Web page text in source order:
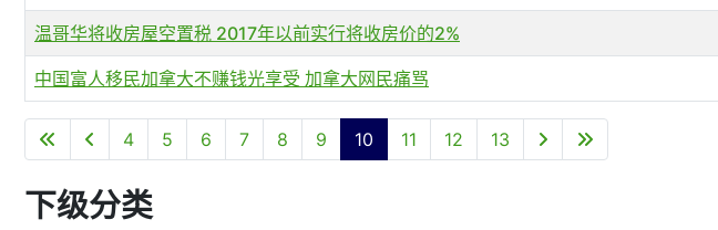
文章列表
温哥华将收房屋空置税 2017年以前实行将收房价的2%
中国富人移民加拿大不赚钱光享受 加拿大网民痛骂
4 5 6 7 8 9 10 11 12 13
下级分类